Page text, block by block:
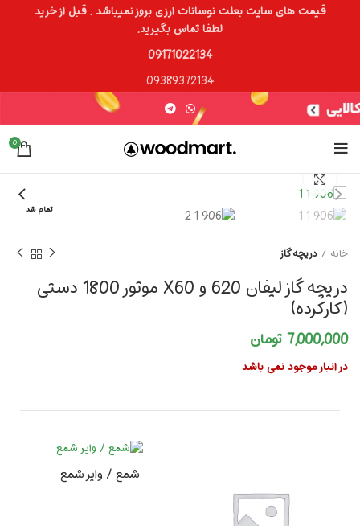
0
تمام شد
برای بزرگنمایی کلیک کنید
خانه دریچه گاز
دریچه گاز لیفان 620 و X60 موتور 1800 دستی
(کارکرده)
7,000,000 تومان
در انبار موجود نمی باشد
شمع / وایر شمع
قیمت های سایت بعلت نوسانات ارزی بروز نمیباشد . قبل از خرید
لطفا تماس بگیرید.
09171022134
09389372134